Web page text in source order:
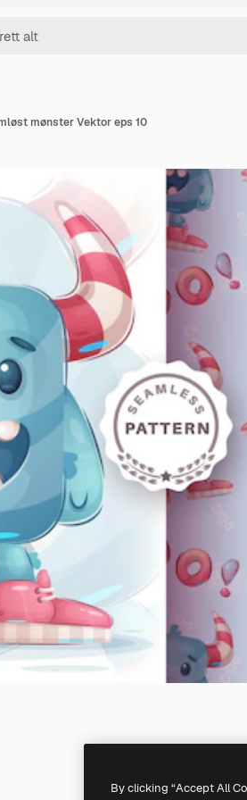
mønster Vektor eps 10
By clicking “Accept All